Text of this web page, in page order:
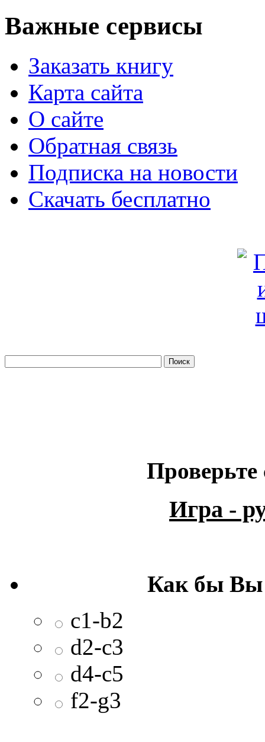
Важные сервисы
Заказать книгу
Карта сайта
О сайте
Обратная связь
Подписка на новости
Скачать бесплатно
Проверьте
Игра -
Как бы Вы
c1-b2
d2-c3
d4-c5
f2-g3